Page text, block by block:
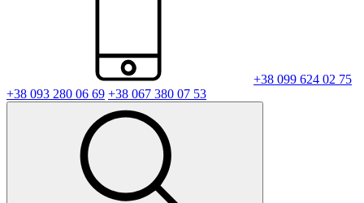
+38 099 624 02 75
+38 093 280 06 69 +38 067 380 07 53